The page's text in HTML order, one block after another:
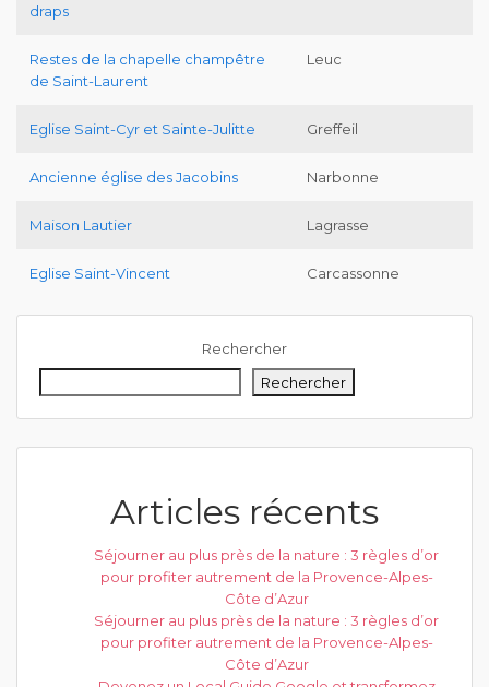
draps
Restes de la chapelle champêtre
de Saint-Laurent
Leuc
Eglise Saint-Cyr et Sainte-Julitte Greffeil
Ancienne église des Jacobins Narbonne
Maison Lautier Lagrasse
Eglise Saint-Vincent Carcassonne
Rechercher
Rechercher
Articles récents
Séjourner au plus près de la nature : 3 règles d’or
pour profiter autrement de la Provence-Alpes-
Côte d’Azur
Séjourner au plus près de la nature : 3 règles d’or
pour profiter autrement de la Provence-Alpes-
Côte d’Azur